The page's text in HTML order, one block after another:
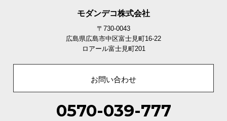
シンプルで洗練されたデザイン
上品さ際立つマットな質感。除菌後はそのままケー
スとして持ち歩けるシンプルなデザインです。
モダンデコ株式会社
〒730-0043
広島県広島市中区富士見町16-22
ロアール富士見町201
お問い合わせ
0570-039-777